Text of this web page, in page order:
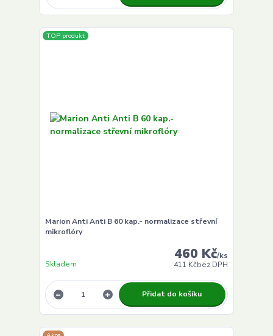
TOP produkt
Marion Anti Anti B 60 kap.- normalizace střevní
mikroflóry
460 Kč/ks
411 Kčbez DPH
Skladem
Přidat do košíku